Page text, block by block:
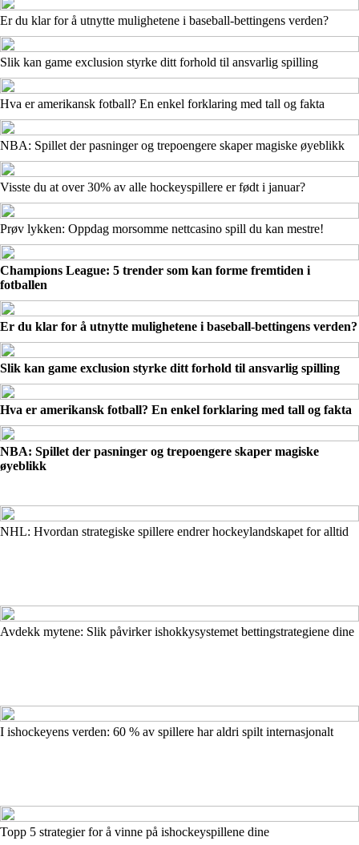
Er du klar for å utnytte mulighetene i baseball-bettingens verden?
Slik kan game exclusion styrke ditt forhold til ansvarlig spilling
Hva er amerikansk fotball? En enkel forklaring med tall og fakta
NBA: Spillet der pasninger og trepoengere skaper magiske øyeblikk
Visste du at over 30% av alle hockeyspillere er født i januar?
Prøv lykken: Oppdag morsomme nettcasino spill du kan mestre!
Champions League: 5 trender som kan forme fremtiden i
fotballen
Er du klar for å utnytte mulighetene i baseball-bettingens verden?
Slik kan game exclusion styrke ditt forhold til ansvarlig spilling
Hva er amerikansk fotball? En enkel forklaring med tall og fakta
NBA: Spillet der pasninger og trepoengere skaper magiske
øyeblikk
NHL: Hvordan strategiske spillere endrer hockeylandskapet for alltid
Avdekk mytene: Slik påvirker ishokkysystemet bettingstrategiene dine
I ishockeyens verden: 60 % av spillere har aldri spilt internasjonalt
Topp 5 strategier for å vinne på ishockeyspillene dine